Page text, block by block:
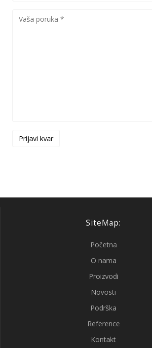
SiteMap:
Početna
O nama
Proizvodi
Novosti
Podrška
Reference
Kontakt